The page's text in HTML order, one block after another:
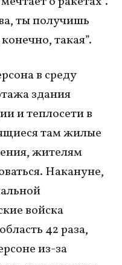
ты получишь
такая”.
в среду
здания
и теплосети в
там жилые
жителям
Накануне,
войска
42 раза,
из-за